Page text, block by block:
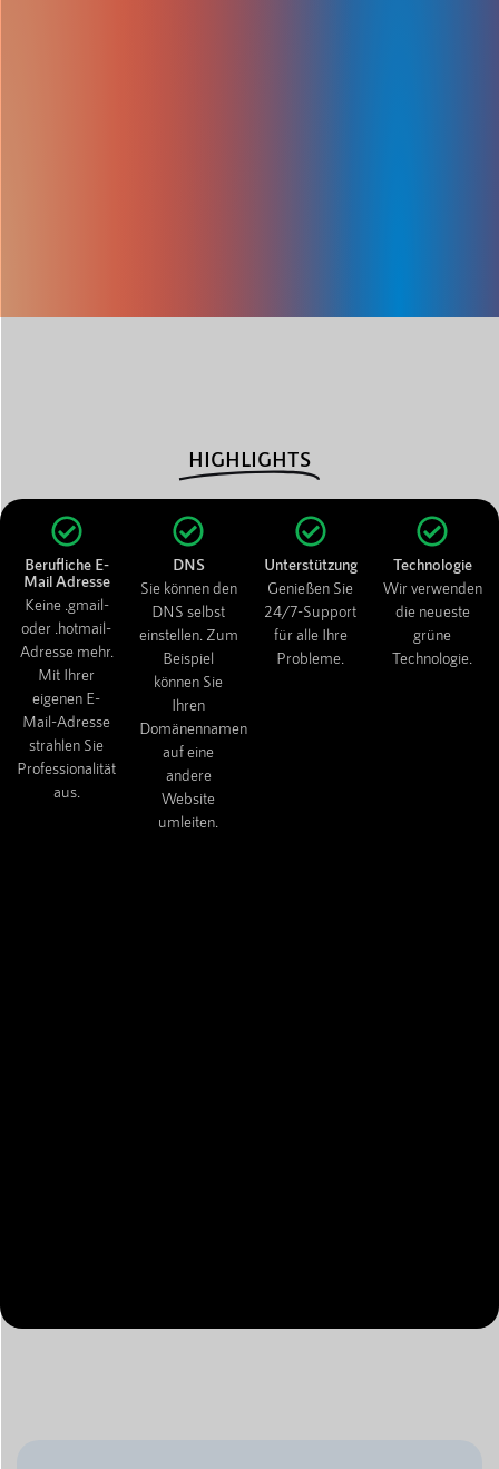
Berufliche E-
Mail Adresse
Keine .gmail-
oder .hotmail-
Adresse mehr.
Mit Ihrer
eigenen E-
Mail-Adresse
strahlen Sie
Professionalität
aus.
DNS
Sie können den
DNS selbst
einstellen. Zum
Beispiel
können Sie
Ihren
Domänennamen
auf eine
andere
Website
umleiten.
Unterstützung
Genießen Sie
24/7-Support
für alle Ihre
Probleme.
Technologie
Wir verwenden
die neueste
grüne
Technologie.
HIGHLIGHTS